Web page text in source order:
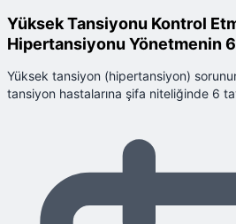
Yüksek Tansiyonu Kontrol
Hipertansiyonu Yönetmenin
Yüksek tansiyon (hipertansiyon)
tansiyon hastalarına şifa niteliğinde 6